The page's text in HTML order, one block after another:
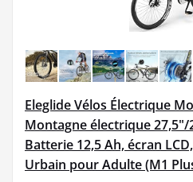
Eleglide Vélos Électrique
Montagne électrique 27,5"/
Batterie 12,5 Ah, écran
Urbain pour Adulte (M1